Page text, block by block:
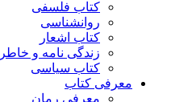
کتاب فلسفی
روانشناسی
کتاب اشعار
زندگی نامه و
کتاب سیاسی
معرفی کتاب
معرفی رمان